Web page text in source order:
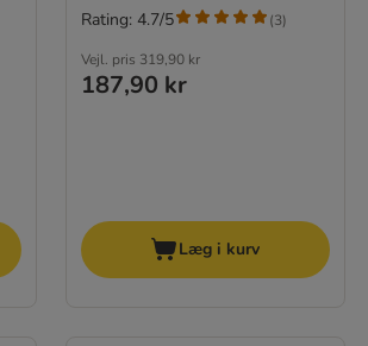
Vejl. pris 319,90 kr
187,90 kr
Rating: 4.7/5 (3)
Læg i kurv